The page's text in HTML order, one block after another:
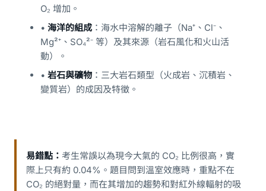
O₂ 增加。
• 海洋的組成 ：海水中溶解的離子（Na⁺、Cl⁻、
Mg²⁺、SO₄²⁻ 等）及其來源（岩石風化和火山活
動）。
• 岩石與礦物 ：三大岩石類型（火成岩、沉積岩、
變質岩）的成因及特徵。
易錯點： 考生常誤以為現今大氣的 CO₂ 比例很高，實
際上只有約 0.04%。題目問到溫室效應時，重點不在
CO₂ 的絕對量，而在其增加的趨勢和對紅外線輻射的吸